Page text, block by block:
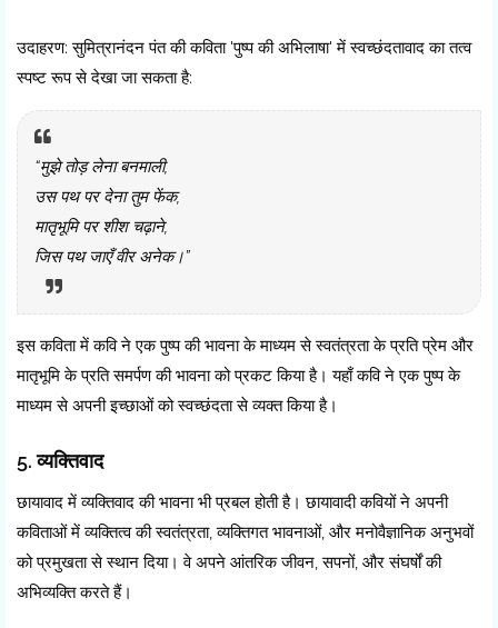
उदाहरण: सुमित्रानंदन पंत की कविता 'पुष्प की अभिलाषा' में स्वच्छंदतावाद का तत्व
स्पष्ट रूप से देखा जा सकता है:
“मुझे तोड़ लेना बनमाली,
उस पथ पर देना तुम फेंक,
मातृभूमि पर शीश चढ़ाने,
जिस पथ जाएँ वीर अनेक।”
इस कविता में कवि ने एक पुष्प की भावना के माध्यम से स्वतंत्रता के प्रति प्रेम और
मातृभूमि के प्रति समर्पण की भावना को प्रकट किया है। यहाँ कवि ने एक पुष्प के
माध्यम से अपनी इच्छाओं को स्वच्छंदता से व्यक्त किया है।
5. व्यक्तिवाद
छायावाद में व्यक्तिवाद की भावना भी प्रबल होती है। छायावादी कवियों ने अपनी
कविताओं में व्यक्तित्व की स्वतंत्रता, व्यक्तिगत भावनाओं, और मनोवैज्ञानिक अनुभवों
को प्रमुखता से स्थान दिया। वे अपने आंतरिक जीवन, सपनों, और संघर्षों की
अभिव्यक्ति करते हैं।